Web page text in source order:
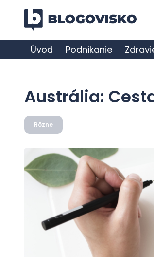
Úvod Podnikanie
Austrália:
Rôzne